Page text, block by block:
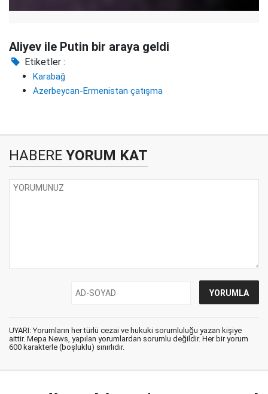
Aliyev ile Putin bir araya geldi
Etiketler :
Karabağ
Azerbeycan-Ermenistan çatışma
HABERE YORUM KAT
UYARI: Yorumların her türlü cezai ve hukuki sorumluluğu yazan kişiye
aittir. Mepa News, yapılan yorumlardan sorumlu değildir. Her bir yorum
600 karakterle (boşluklu) sınırlıdır.